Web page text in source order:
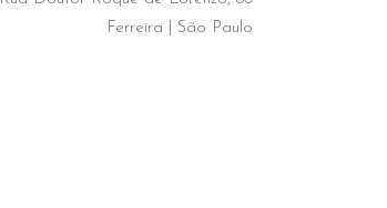
Ferreira | São Paulo